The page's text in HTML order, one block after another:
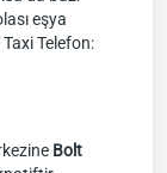
eşya
Taxi Telefon:
Bolt